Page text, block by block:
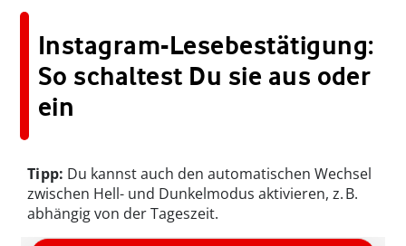
Instagram-Lesebestätigung:
So schaltest Du sie aus oder
ein
Tipp: Du kannst auch den automatischen Wechsel
zwischen Hell- und Dunkelmodus aktivieren, z. B.
abhängig von der Tageszeit.